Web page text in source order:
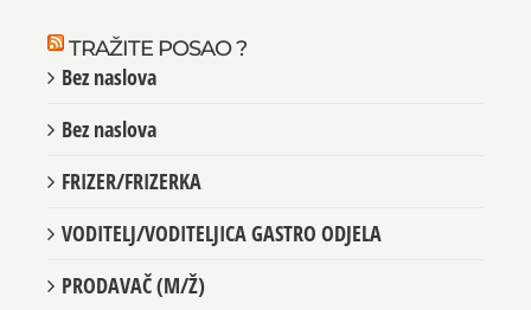
TRAŽITE POSAO ?
Bez naslova
Bez naslova
FRIZER/FRIZERKA
VODITELJ/VODITELJICA GASTRO ODJELA
PRODAVAČ (M/Ž)